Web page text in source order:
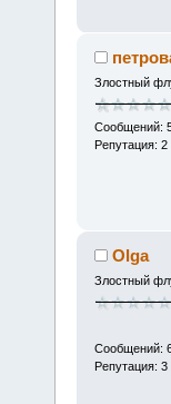
Злостный
Сообщений:
Репутация: 2
Olga
Злостный
Сообщений:
Репутация: 3